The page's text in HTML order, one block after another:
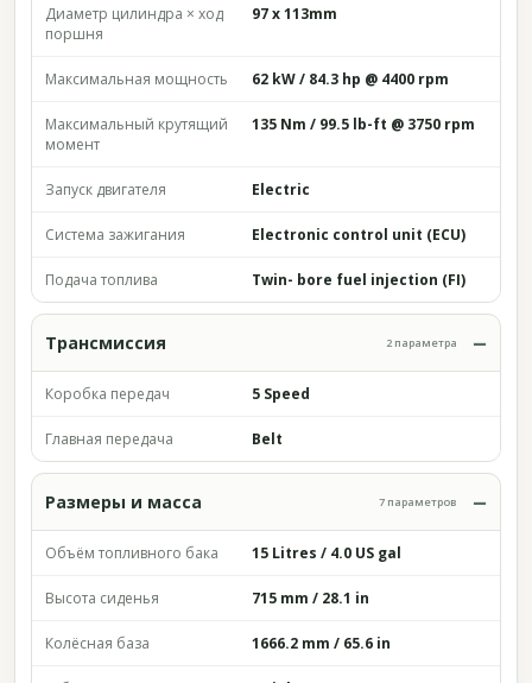
Диаметр цилиндра × ход
поршня
97 x 113mm
Максимальная мощность 62 kW / 84.3 hp @ 4400 rpm
Максимальный крутящий
момент
135 Nm / 99.5 lb-ft @ 3750 rpm
Запуск двигателя Electric
Система зажигания Electronic control unit (ECU)
Подача топлива Twin- bore fuel injection (FI)
Трансмиссия 2 параметра
Коробка передач 5 Speed
Главная передача Belt
Размеры и масса 7 параметров
Объём топливного бака 15 Litres / 4.0 US gal
Высота сиденья 715 mm / 28.1 in
Колёсная база 1666.2 mm / 65.6 in